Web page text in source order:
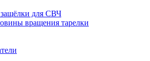
для СВЧ
вращения тарелки